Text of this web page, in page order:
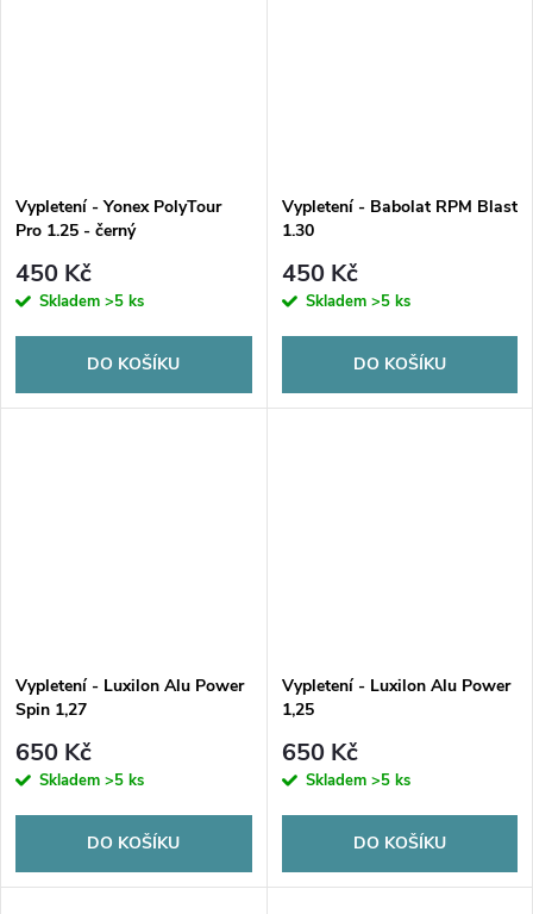
Vypletení - Yonex PolyTour
Pro 1.25 - černý
450 Kč
Skladem >5 ks
DO KOŠÍKU
Vypletení - Babolat RPM Blast
1.30
450 Kč
Skladem >5 ks
DO KOŠÍKU
Vypletení - Luxilon Alu Power
Spin 1,27
650 Kč
Skladem >5 ks
DO KOŠÍKU
Vypletení - Luxilon Alu Power
1,25
650 Kč
Skladem >5 ks
DO KOŠÍKU